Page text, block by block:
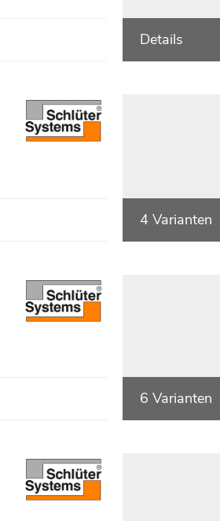
Details
4 Varianten
6 Varianten